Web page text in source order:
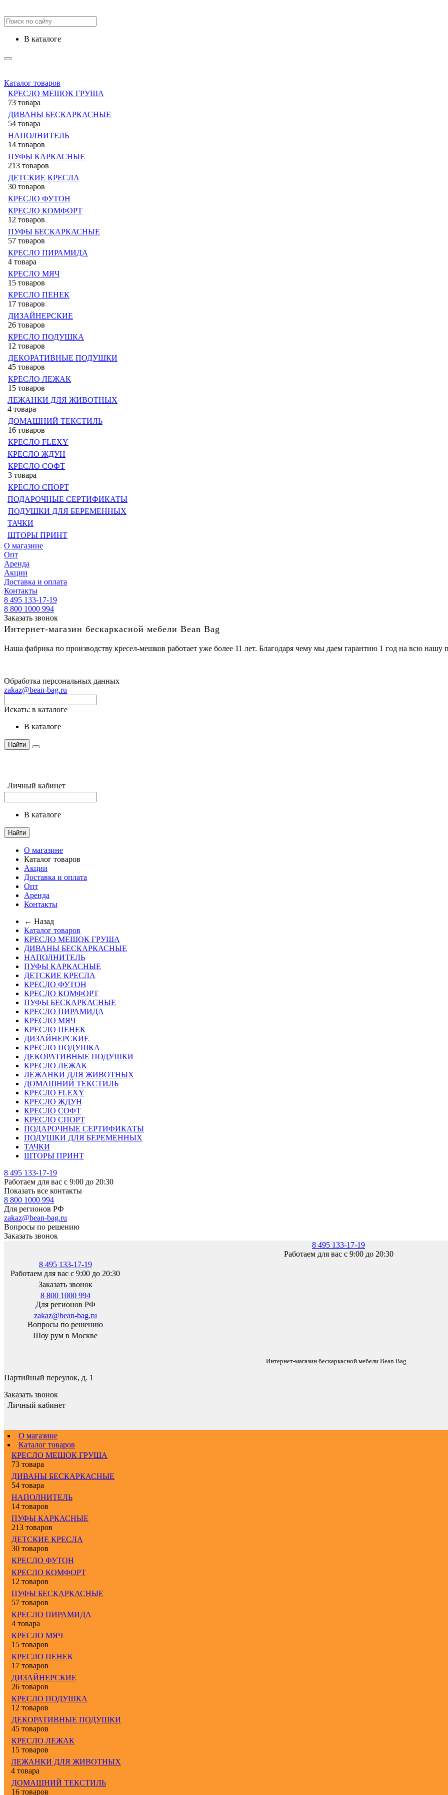
в каталоге
Каталог товаров
КРЕСЛО МЕШОК ГРУША
73 товара
ДИВАНЫ БЕСКАРКАСНЫЕ
54 товара
НАПОЛНИТЕЛЬ
14 товаров
ПУФЫ КАРКАСНЫЕ
213 товаров
ДЕТСКИЕ КРЕСЛА
30 товаров
КРЕСЛО ФУТОН
КРЕСЛО КОМФОРТ
12 товаров
ПУФЫ БЕСКАРКАСНЫЕ
57 товаров
КРЕСЛО ПИРАМИДА
4 товара
КРЕСЛО МЯЧ
15 товаров
КРЕСЛО ПЕНЕК
17 товаров
ДИЗАЙНЕРСКИЕ
26 товаров
КРЕСЛО ПОДУШКА
12 товаров
ДЕКОРАТИВНЫЕ ПОДУШКИ
45 товаров
КРЕСЛО ЛЕЖАК
15 товаров
ЛЕЖАНКИ ДЛЯ ЖИВОТНЫХ
4 товара
ДОМАШНИЙ ТЕКСТИЛЬ
16 товаров
КРЕСЛО FLEXY
КРЕСЛО ЖДУН
КРЕСЛО СОФТ
3 товара
КРЕСЛО СПОРТ
ПОДАРОЧНЫЕ СЕРТИФИКАТЫ
ПОДУШКИ ДЛЯ БЕРЕМЕННЫХ
ТАЧКИ
ШТОРЫ ПРИНТ
О магазине
Опт
Аренда
Акции
Доставка и оплата
Контакты
8 495 133-17-19
8 800 1000 994
Заказать звонок
Интернет-магазин бескаркасной мебели Bean Bag
Наша фабрика по производству кресел-мешков работает уже более 11 лет. Благодаря чему мы даем гарантию 1 год на всю нашу
Обработка персональных данных
zakaz@bean-bag.ru
Искать: в каталоге
в каталоге
Найти
Личный кабинет
в каталоге
Найти
О магазине
Каталог товаров
Акции
Доставка и оплата
Опт
Аренда
Контакты
← Назад
Каталог товаров
КРЕСЛО МЕШОК ГРУША
ДИВАНЫ БЕСКАРКАСНЫЕ
НАПОЛНИТЕЛЬ
ПУФЫ КАРКАСНЫЕ
ДЕТСКИЕ КРЕСЛА
КРЕСЛО ФУТОН
КРЕСЛО КОМФОРТ
ПУФЫ БЕСКАРКАСНЫЕ
КРЕСЛО ПИРАМИДА
КРЕСЛО МЯЧ
КРЕСЛО ПЕНЕК
ДИЗАЙНЕРСКИЕ
КРЕСЛО ПОДУШКА
ДЕКОРАТИВНЫЕ ПОДУШКИ
КРЕСЛО ЛЕЖАК
ЛЕЖАНКИ ДЛЯ ЖИВОТНЫХ
ДОМАШНИЙ ТЕКСТИЛЬ
КРЕСЛО FLEXY
КРЕСЛО ЖДУН
КРЕСЛО СОФТ
КРЕСЛО СПОРТ
ПОДАРОЧНЫЕ СЕРТИФИКАТЫ
ПОДУШКИ ДЛЯ БЕРЕМЕННЫХ
ТАЧКИ
ШТОРЫ ПРИНТ
8 495 133-17-19
Работаем для вас с 9:00 до 20:30
Показать все контакты
8 800 1000 994
Для регионов РФ
zakaz@bean-bag.ru
Вопросы по решению
Заказать звонок
8 495 133-17-19
Работаем для вас с 9:00 до 20:30
8 495 133-17-19
Работаем для вас с 9:00 до 20:30
Заказать звонок
8 800 1000 994
Для регионов РФ
zakaz@bean-bag.ru
Вопросы по решению
Шоу рум в Москве
Интернет-магазин бескаркасной мебели Bean Bag
Партийный переулок, д. 1
Заказать звонок
Личный кабинет
О магазине
Каталог товаров
КРЕСЛО МЕШОК ГРУША
73 товара
ДИВАНЫ БЕСКАРКАСНЫЕ
54 товара
НАПОЛНИТЕЛЬ
14 товаров
ПУФЫ КАРКАСНЫЕ
213 товаров
ДЕТСКИЕ КРЕСЛА
30 товаров
КРЕСЛО ФУТОН
КРЕСЛО КОМФОРТ
12 товаров
ПУФЫ БЕСКАРКАСНЫЕ
57 товаров
КРЕСЛО ПИРАМИДА
4 товара
КРЕСЛО МЯЧ
15 товаров
КРЕСЛО ПЕНЕК
17 товаров
ДИЗАЙНЕРСКИЕ
26 товаров
КРЕСЛО ПОДУШКА
12 товаров
ДЕКОРАТИВНЫЕ ПОДУШКИ
45 товаров
КРЕСЛО ЛЕЖАК
15 товаров
ЛЕЖАНКИ ДЛЯ ЖИВОТНЫХ
4 товара
ДОМАШНИЙ ТЕКСТИЛЬ
16 товаров